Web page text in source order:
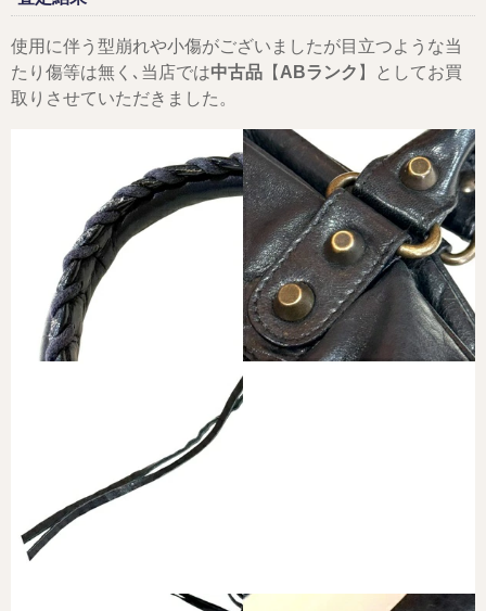
使用に伴う型崩れや小傷がございましたが目立つような当
たり傷等は無く､当店では中古品 【 ABランク 】としてお買
取りさせていただきました。